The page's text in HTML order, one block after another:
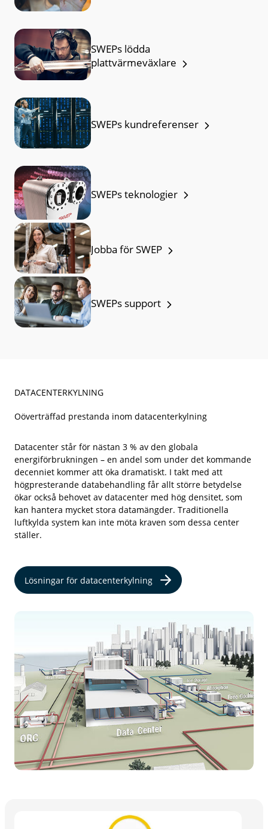
SWEPs lödda
plattvärmeväxlare
SWEPs kundreferenser
SWEPs teknologier
Jobba för SWEP
SWEPs support
DATACENTERKYLNING
Oöverträffad prestanda inom datacenterkylning
Datacenter står för nästan 3 % av den globala
energiförbrukningen – en andel som under det kommande
decenniet kommer att öka dramatiskt. I takt med att
högpresterande databehandling får allt större betydelse
ökar också behovet av datacenter med hög densitet, som
kan hantera mycket stora datamängder. Traditionella
luftkylda system kan inte möta kraven som dessa center
ställer.
Lösningar för datacenterkylning